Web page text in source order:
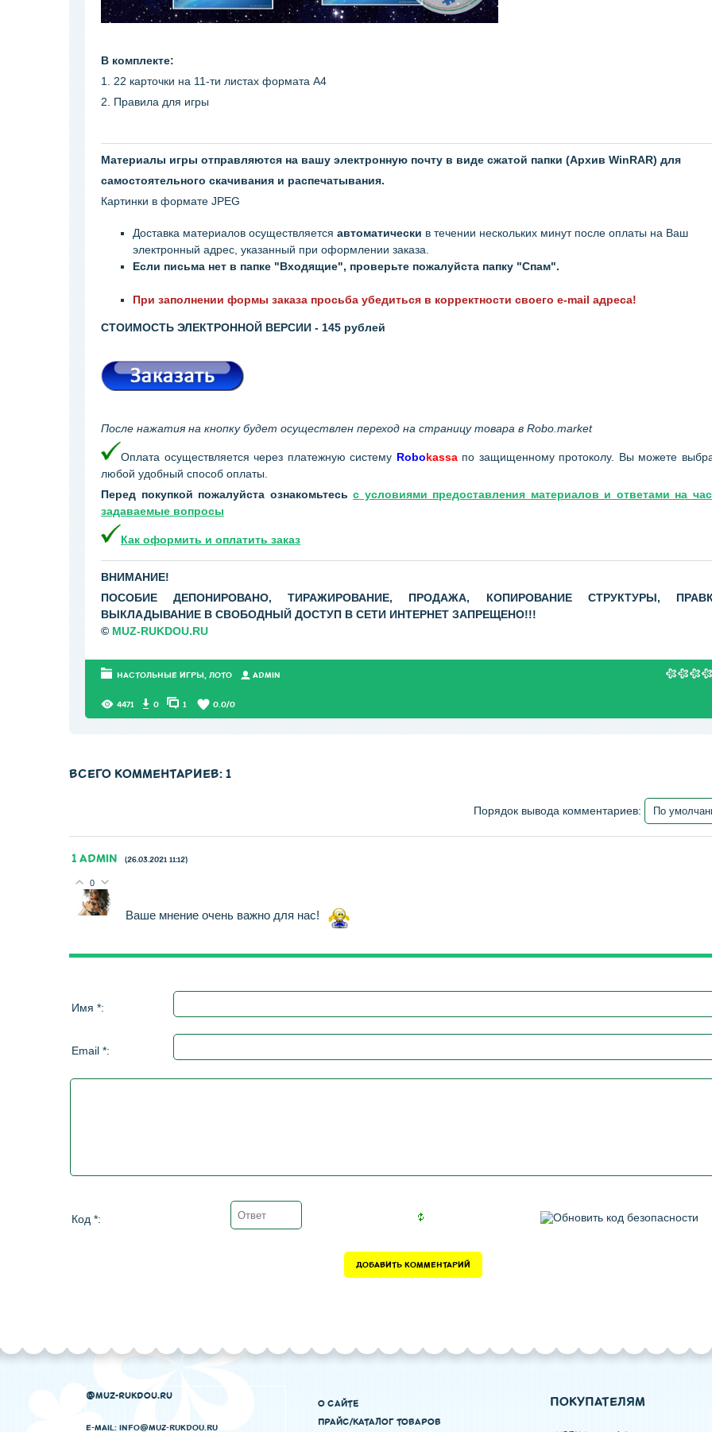
В комплекте:
1. 22 карточки на 11-ти листах формата А4
2. Правила для игры
Материалы игры отправляются на вашу электронную почту в виде сжатой папки (Архив WinRAR) для
самостоятельного скачивания и распечатывания.
Картинки в формате JPEG
Доставка материалов осуществляется автоматически в течении нескольких минут после оплаты на Ваш
электронный адрес, указанный при оформлении заказа.
Если письма нет в папке "Входящие", проверьте пожалуйста папку "Спам".
При заполнении формы заказа просьба убедиться в корректности своего e-mail адреса!
СТОИМОСТЬ ЭЛЕКТРОННОЙ ВЕРСИИ - 145 рублей
После нажатия на кнопку будет осуществлен переход на страницу товара в Robo.market
Оплата осуществляется через платежную систему Robokassaпо защищенному протоколу. Вы можете
любой удобный способ оплаты.
Перед покупкой пожалуйста ознакомьтесьс условиями предоставления материалов и ответами на
задаваемые вопросы
Как оформить и оплатить заказ
ВНИМАНИЕ!
ПОСОБИЕ ДЕПОНИРОВАНО, ТИРАЖИРОВАНИЕ, ПРОДАЖА, КОПИРОВАНИЕ СТРУКТУРЫ,
ВЫКЛАДЫВАНИЕ В СВОБОДНЫЙ ДОСТУП В СЕТИ ИНТЕРНЕТ ЗАПРЕЩЕНО!!!
© MUZ-RUKDOU.RU
НАСТОЛЬНЫЕ ИГРЫ, ЛОТО АDMIN
4471 0 1 0.0/0
ВСЕГО КОММЕНТАРИЕВ: 1
Порядок вывода комментариев:
1 АDMIN (26.03.2021 11:12)
0
Ваше мнение очень важно для нас!
Имя *:
Email *:
Код *:
@MUZ-RUKDOU.RU
E-MAIL: INFO@MUZ-RUKDOU.RU
О САЙТЕ
ПРАЙС/КАТАЛОГ ТОВАРОВ
ПОКУПАТЕЛЯМ